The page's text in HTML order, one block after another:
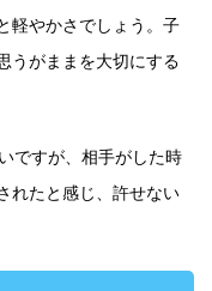
軽やかさでしょう。子
うがままを大切にする
ですが、相手がした時
れたと感じ、許せない